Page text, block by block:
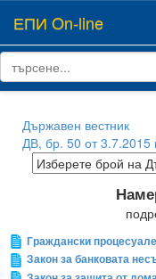
ЕПИ On-line
Държавен вестник
ДВ, бр. 50 от 3.7.2015
Граждански
Закон за банковата